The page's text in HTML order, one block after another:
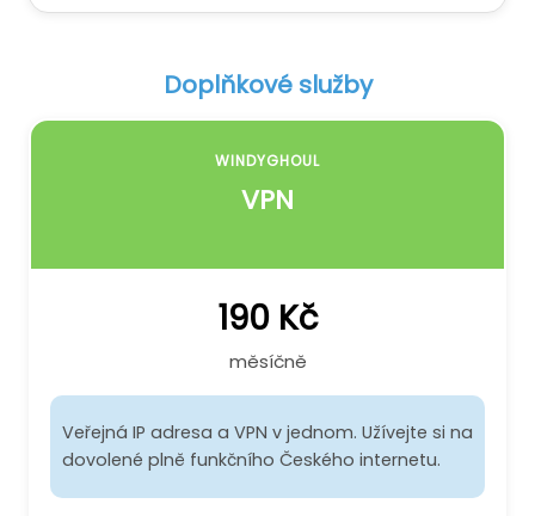
Doplňkové služby
WINDYGHOUL
VPN
190 Kč
měsíčně
Veřejná IP adresa a VPN v jednom. Užívejte si na
dovolené plně funkčního Českého internetu.